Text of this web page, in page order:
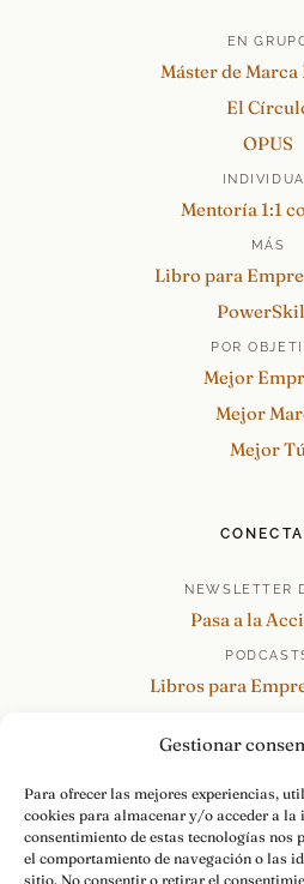
Gestionar
Para ofrecer las mejores experiencias,
cookies para almacenar y/o acceder a
consentimiento de estas tecnologías nos
el comportamiento de navegación o las
sitio. No consentir o retirar el
EN
Máster de Marca
El
OPUS
Mentoría 1:1
MÁS
Libro para
POR
Mejor
Mejor
Mejor
NEWSLETTER
Pasa a la
Libros para
re:Invéntate /
HABLAMOS
Contacto y